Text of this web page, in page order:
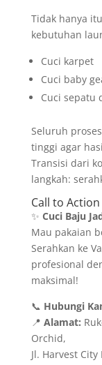
Tidak hanya
kebutuhan
Cuci karpet
Cuci baby
Cuci sepatu
Seluruh
tinggi agar
Transisi dari
langkah:
Call to Action
✨ Cuci Baju
Mau pakaian
Serahkan ke
profesional
maksimal!
📞 Hubungi
📍 Alamat:
Orchid,
Jl. Harvest